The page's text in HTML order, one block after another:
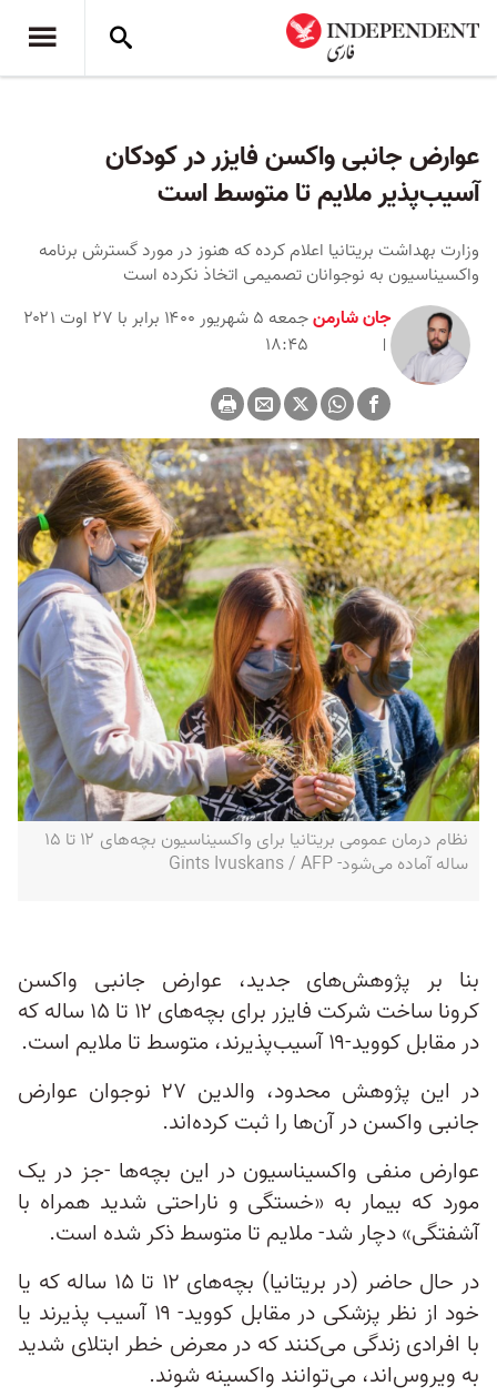
عوارض جانبی واکسن فايزر در کودکان
آسیب‌پذیر ملایم تا متوسط است
وزارت بهداشت بریتانیا اعلام کرده که هنوز در مورد گسترش برنامه
واکسیناسیون به نوجوانان تصمیمی اتخاذ نکرده است
جان شارمن
جمعه ۵ شهریور ۱۴۰۰ برابر با ۲۷ اوت ۲۰۲۱
۱۸:۴۵
نظام درمان عمومی بریتانیا برای واکسیناسیون بچه‌های ۱۲ تا ۱۵
ساله آماده می‌شود- Gints Ivuskans / AFP
بنا بر پژوهش‌های جدید، عوارض جانبی واکسن
کرونا ساخت شرکت فایزر برای بچه‌های ۱۲ تا ۱۵ ساله که
در مقابل کووید-۱۹ آسیب‌پذیرند، متوسط تا ملایم است.
در این پژوهش محدود، والدین ۲۷ نوجوان عوارض
جانبی واکسن در آن‌ها را ثبت کرده‌اند.
عوارض منفی واکسیناسیون در این بچه‌ها -جز در یک
مورد که بیمار به «خستگی و ناراحتی شدید همراه با
آشفتگی» دچار شد- ملایم تا متوسط ذکر شده است.
در حال حاضر (در بریتانیا) بچه‌های ۱۲ تا ۱۵ ساله که یا
خود از نظر پزشکی در مقابل کووید- ۱۹ آسیب پذیرند یا
با افرادی زندگی می‌کنند که در معرض خطر ابتلای شدید
به ویروس‌اند، می‌توانند واکسینه شوند.